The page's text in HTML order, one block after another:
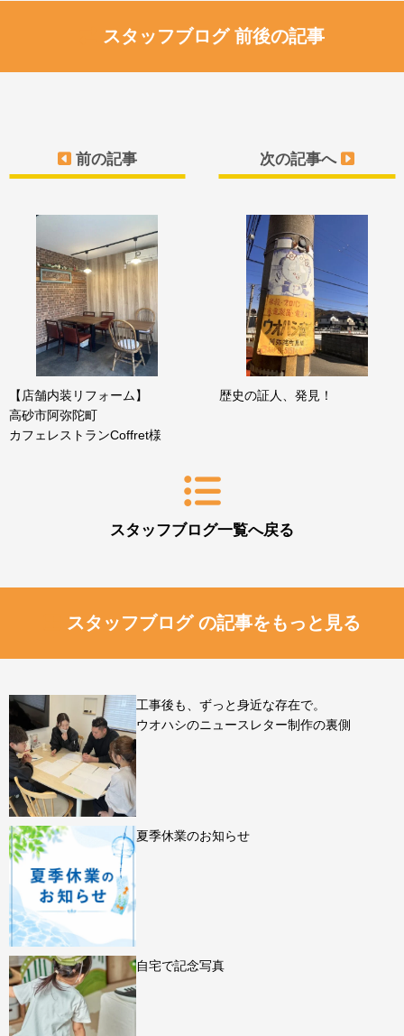
スタッフブログ 前後の記事
前の記事
【店舗内装リフォーム】
高砂市阿弥陀町
カフェレストランCoffret様
スタッフブログ一覧へ戻る
次の記事へ
歴史の証人、発見！
スタッフブログ の記事をもっと見る
工事後も、ずっと身近な存在で。
ウオハシのニュースレター制作の裏側
夏季休業のお知らせ
自宅で記念写真